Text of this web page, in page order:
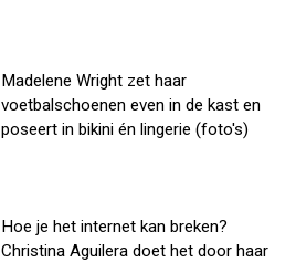
Madelene Wright zet haar
voetbalschoenen even in de kast en
poseert in bikini én lingerie (foto's)
Hoe je het internet kan breken?
Christina Aguilera doet het door haar